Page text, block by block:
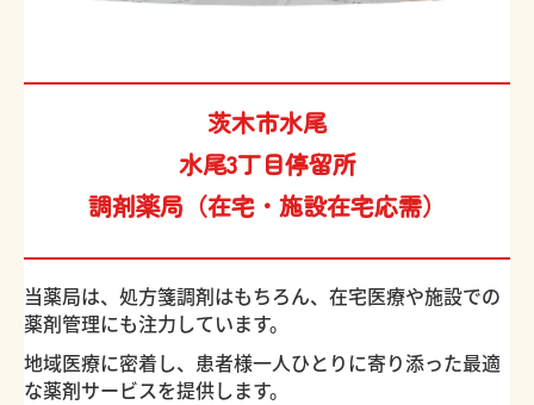
茨木市水尾
水尾3丁目停留所
調剤薬局（在宅・施設在宅応需）
当薬局は、処方箋調剤はもちろん、在宅医療や施設での
薬剤管理にも注力しています。
地域医療に密着し、患者様一人ひとりに寄り添った最適
な薬剤サービスを提供します。